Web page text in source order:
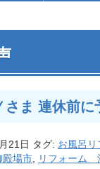
マのこだわり
お約束
相談
予定通り工事頂きまし
ま 連休前に
21日 タグ: お風呂リ
場市 リフォーム